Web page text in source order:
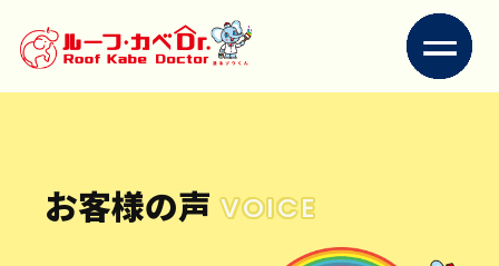
お客様の声 VOICE